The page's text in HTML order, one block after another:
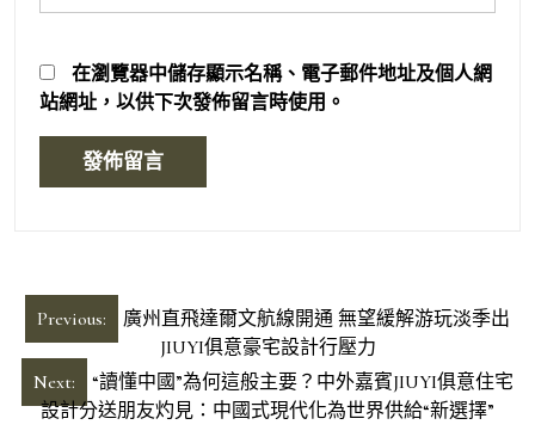
在瀏覽器中儲存顯示名稱、電子郵件地址及個人網
站網址，以供下次發佈留言時使用。
文
章
導
覽
Previous:
廣州直飛達爾文航線開通 無望緩解游玩淡季出
JIUYI俱意豪宅設計行壓力
Next:
“讀懂中國”為何這般主要？中外嘉賓JIUYI俱意住宅
設計分送朋友灼見：中國式現代化為世界供給“新選擇”